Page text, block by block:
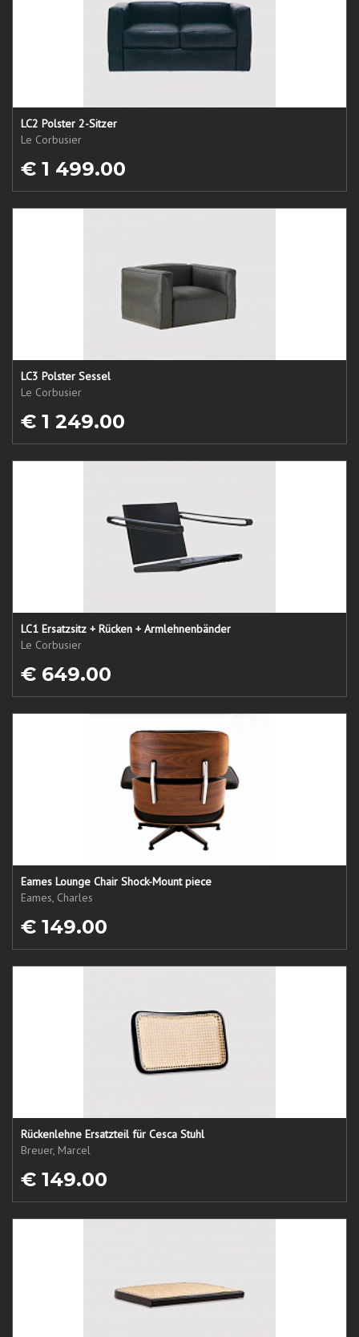
LC2 Polster 2-Sitzer
Le Corbusier
€ 1 499.00
LC3 Polster Sessel
Le Corbusier
€ 1 249.00
LC1 Ersatzsitz + Rücken + Armlehnenbänder
Le Corbusier
€ 649.00
Eames Lounge Chair Shock-Mount piece
Eames, Charles
€ 149.00
Rückenlehne Ersatzteil für Cesca Stuhl
Breuer, Marcel
€ 149.00